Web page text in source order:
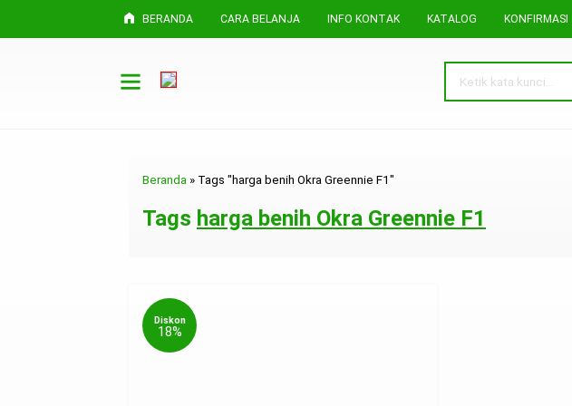
BERANDA CARA BELANJA INFO KONTAK KATALOG KONFIRMASI
Beranda » Tags "harga benih Okra Greennie F1"
Tags harga benih Okra Greennie F1
Diskon
18%